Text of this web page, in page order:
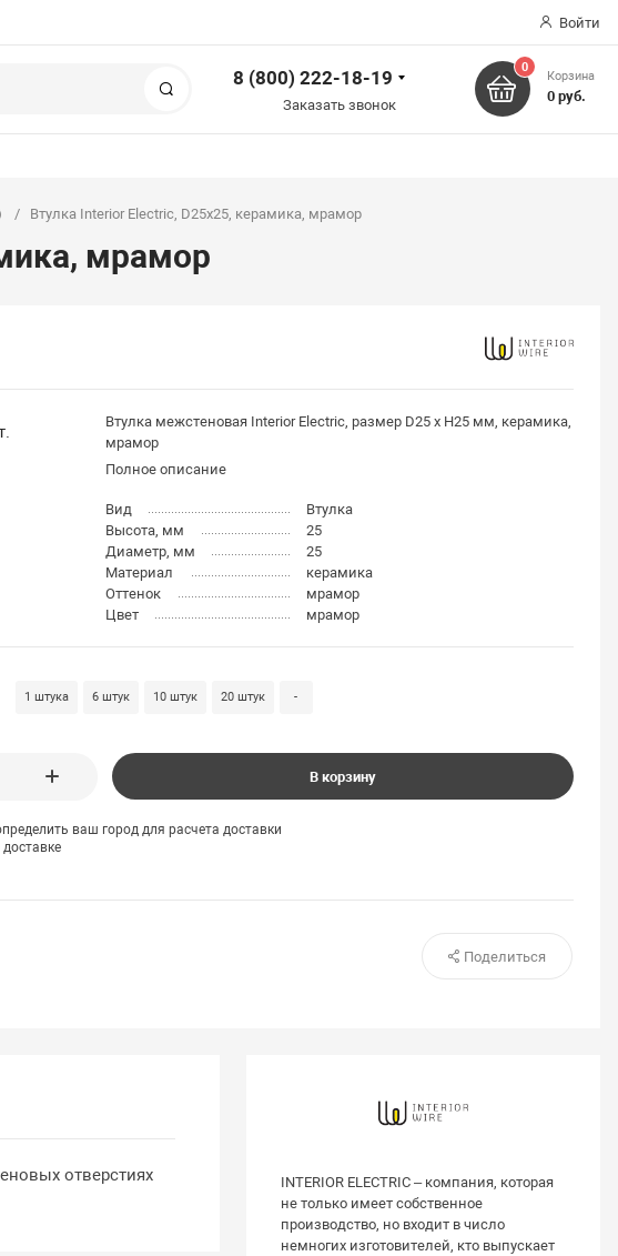
Войти
8 (800) 222-18-19
Заказать звонок
0
Корзина
0 руб.
Втулка Interior Electric, D25х25, керамика, мрамор
мрамор
Втулка межстеновая Interior Electric, размер D25 х H25 мм, керамика,
мрамор
Полное описание
Вид
Втулка
Высота, мм
25
Диаметр, мм
25
Материал
керамика
Оттенок
мрамор
Цвет
мрамор
1 штука 6 штук 10 штук 20 штук -
В корзину
ваш город для расчета доставки
Поделиться
отверстиях
INTERIOR ELECTRIC – компания, которая
не только имеет собственное
производство, но входит в число
немногих изготовителей, кто выпускает